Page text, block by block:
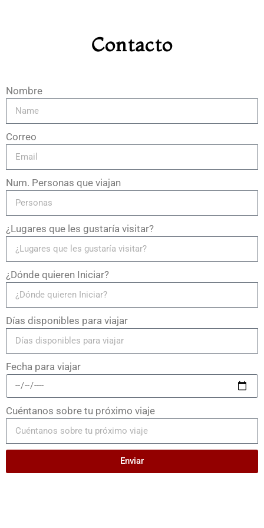
Contacto
Nombre
Correo
Num. Personas que viajan
¿Lugares que les gustaría visitar?
¿Dónde quieren Iniciar?
Días disponibles para viajar
Fecha para viajar
Cuéntanos sobre tu próximo viaje
Enviar